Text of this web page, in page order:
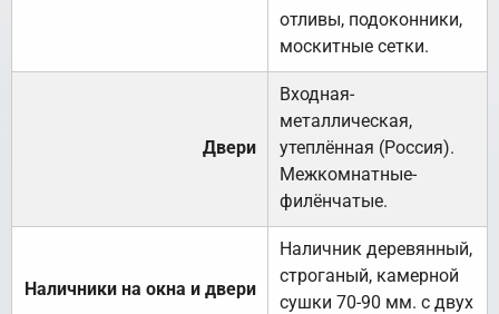
отливы, подоконники,
москитные сетки.
Двери
Входная-
металлическая,
утеплённая (Россия).
Межкомнатные-
филёнчатые.
Наличники на окна и двери
Наличник деревянный,
строганый, камерной
сушки 70-90 мм. с двух